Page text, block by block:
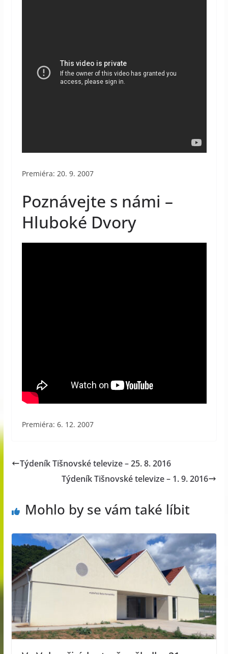
Premiéra: 20. 9. 2007
Poznávejte s námi –
Hluboké Dvory
Premiéra: 6. 12. 2007
Týdeník Tišnovské televize – 25. 8. 2016
Týdeník Tišnovské televize – 1. 9. 2016
Mohlo by se vám také líbit